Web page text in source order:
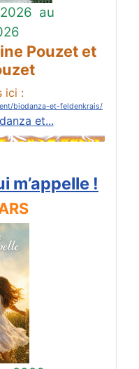
au
Pouzet et
ici :
biodanza-et-feldenkrais/
et...
m’appelle !